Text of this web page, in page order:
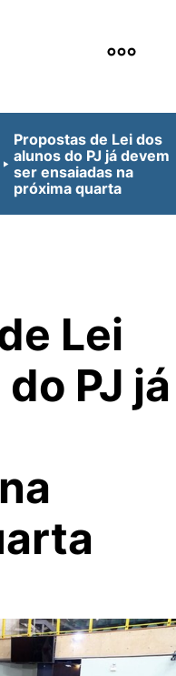
Propostas de Lei dos
alunos do PJ já devem
ser ensaiadas na
próxima quarta
Lei
PJ já